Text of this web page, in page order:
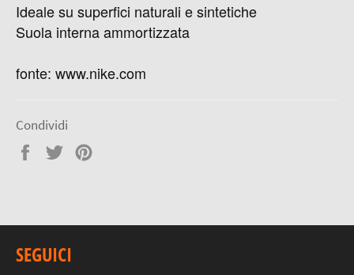
Ideale su superfici naturali e sintetiche
Suola interna ammortizzata
fonte: www.nike.com
Condividi
Condividi
Twitta
SEGUICI